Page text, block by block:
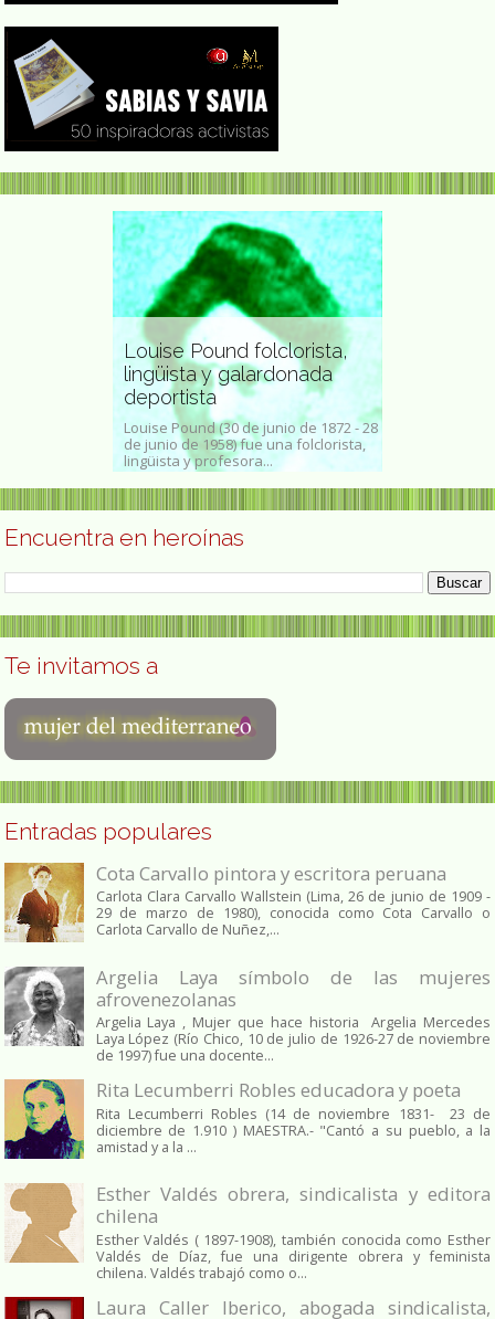
Louise Pound folclorista,
lingüista y galardonada
deportista
Louise Pound (30 de junio de 1872 - 28
de junio de 1958) fue una folclorista,
lingüista y profesora...
Encuentra en heroínas
Te invitamos a
Entradas populares
Cota Carvallo pintora y escritora peruana
Carlota Clara Carvallo Wallstein (Lima, 26 de junio de 1909 -
29 de marzo de 1980), conocida como Cota Carvallo o
Carlota Carvallo de Nuñez,...
Argelia Laya símbolo de las mujeres
afrovenezolanas
Argelia Laya , Mujer que hace historia Argelia Mercedes
Laya López (Río Chico, 10 de julio de 1926-27 de noviembre
de 1997) fue una docente...
Rita Lecumberri Robles educadora y poeta
Rita Lecumberri Robles (14 de noviembre 1831- 23 de
diciembre de 1.910 ) MAESTRA.- "Cantó a su pueblo, a la
amistad y a la ...
Esther Valdés obrera, sindicalista y editora
chilena
Esther Valdés ( 1897-1908), también conocida como Esther
Valdés de Díaz, fue una dirigente obrera y feminista
chilena. Valdés trabajó como o...
Laura Caller Iberico, abogada sindicalista,